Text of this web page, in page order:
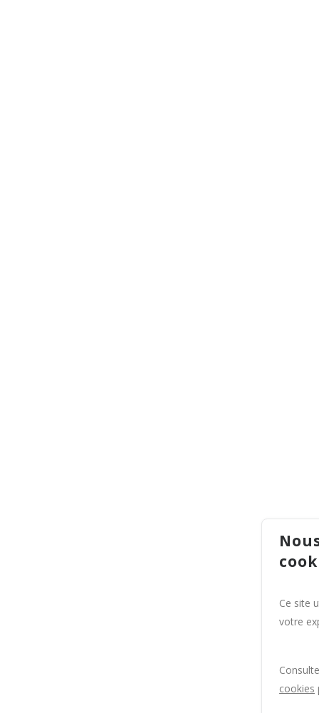
Ce site
votre
cookies